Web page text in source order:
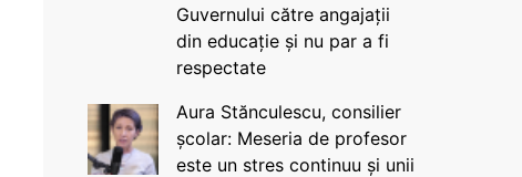
Guvernului către angajații
din educație și nu par a fi
respectate
Aura Stănculescu, consilier
școlar: Meseria de profesor
este un stres continuu și unii